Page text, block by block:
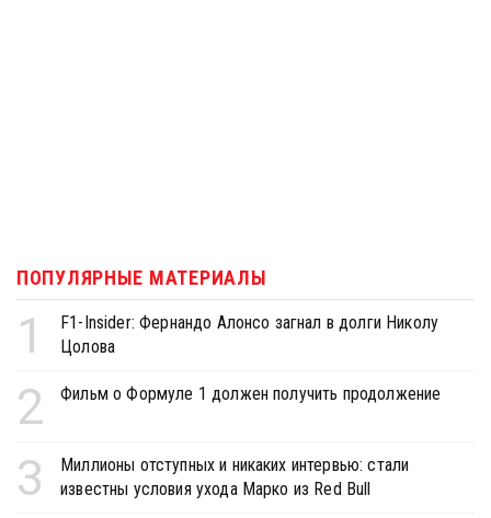
ПОПУЛЯРНЫЕ МАТЕРИАЛЫ
1
F1-Insider: Фернандо Алонсо загнал в долги Николу
Цолова
2 Фильм о Формуле 1 должен получить продолжение
3
Миллионы отступных и никаких интервью: стали
известны условия ухода Марко из Red Bull